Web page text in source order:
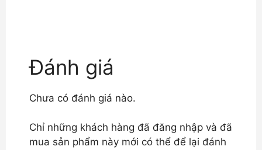
Đánh giá
Chưa có đánh giá nào.
Chỉ những khách hàng đã đăng nhập và đã
mua sản phẩm này mới có thể để lại đánh